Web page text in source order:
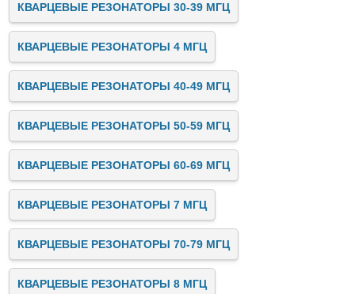
КВАРЦЕВЫЕ РЕЗОНАТОРЫ 30-39 МГЦ
КВАРЦЕВЫЕ РЕЗОНАТОРЫ 4 МГЦ
КВАРЦЕВЫЕ РЕЗОНАТОРЫ 40-49 МГЦ
КВАРЦЕВЫЕ РЕЗОНАТОРЫ 50-59 МГЦ
КВАРЦЕВЫЕ РЕЗОНАТОРЫ 60-69 МГЦ
КВАРЦЕВЫЕ РЕЗОНАТОРЫ 7 МГЦ
КВАРЦЕВЫЕ РЕЗОНАТОРЫ 70-79 МГЦ
КВАРЦЕВЫЕ РЕЗОНАТОРЫ 8 МГЦ